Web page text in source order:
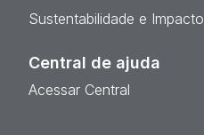
Sustentabilidade e Impacto
Central de ajuda
Acessar Central